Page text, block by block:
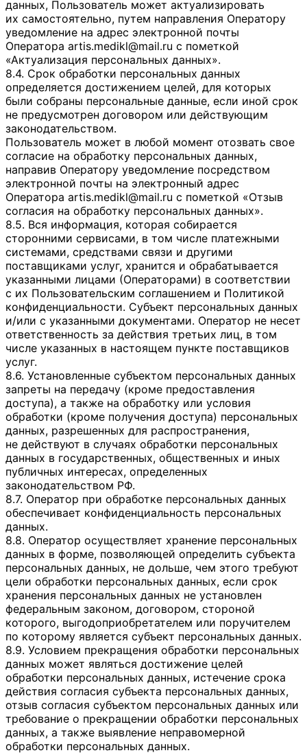
данных, Пользователь может актуализировать
их самостоятельно, путем направления Оператору
уведомление на адрес электронной почты
Оператора artis.medikl@mail.ru с пометкой
«Актуализация персональных данных».
8.4. Срок обработки персональных данных
определяется достижением целей, для которых
были собраны персональные данные, если иной срок
не предусмотрен договором или действующим
законодательством.
Пользователь может в любой момент отозвать свое
согласие на обработку персональных данных,
направив Оператору уведомление посредством
электронной почты на электронный адрес
Оператора artis.medikl@mail.ru с пометкой «Отзыв
согласия на обработку персональных данных».
8.5. Вся информация, которая собирается
сторонними сервисами, в том числе платежными
системами, средствами связи и другими
поставщиками услуг, хранится и обрабатывается
указанными лицами (Операторами) в соответствии
с их Пользовательским соглашением и Политикой
конфиденциальности. Субъект персональных данных
и/или с указанными документами. Оператор не несет
ответственность за действия третьих лиц, в том
числе указанных в настоящем пункте поставщиков
услуг.
8.6. Установленные субъектом персональных данных
запреты на передачу (кроме предоставления
доступа), а также на обработку или условия
обработки (кроме получения доступа) персональных
данных, разрешенных для распространения,
не действуют в случаях обработки персональных
данных в государственных, общественных и иных
публичных интересах, определенных
законодательством РФ.
8.7. Оператор при обработке персональных данных
обеспечивает конфиденциальность персональных
данных.
8.8. Оператор осуществляет хранение персональных
данных в форме, позволяющей определить субъекта
персональных данных, не дольше, чем этого требуют
цели обработки персональных данных, если срок
хранения персональных данных не установлен
федеральным законом, договором, стороной
которого, выгодоприобретателем или поручителем
по которому является субъект персональных данных.
8.9. Условием прекращения обработки персональных
данных может являться достижение целей
обработки персональных данных, истечение срока
действия согласия субъекта персональных данных,
отзыв согласия субъектом персональных данных или
требование о прекращении обработки персональных
данных, а также выявление неправомерной
обработки персональных данных.